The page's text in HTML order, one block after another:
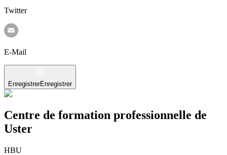
Twitter
E-Mail
EnregistrerEnregistrer
Centre de formation professionnelle de
Uster
HBU